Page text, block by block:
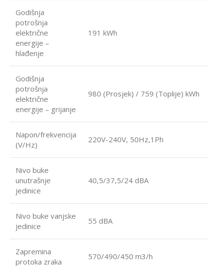
Godišnja
potrošnja
električne
energije –
hlađenje
191 kWh
Godišnja
potrošnja
električne
energije – grijanje
980 (Prosjek) / 759 (Toplije) kWh
Napon/frekvencija
(V/Hz)
220V-240V, 50Hz,1Ph
Nivo buke
unutrašnje
jedinice
40,5/37,5/24 dBA
Nivo buke vanjske
jedinice
55 dBA
Zapremina
protoka zraka
570/490/450 m3/h